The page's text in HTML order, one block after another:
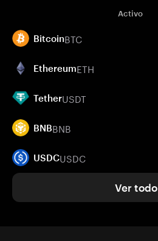
Activo
BitcoinBTC
EthereumETH
TetherUSDT
BNBBNB
USDCUSDC
Ver todo